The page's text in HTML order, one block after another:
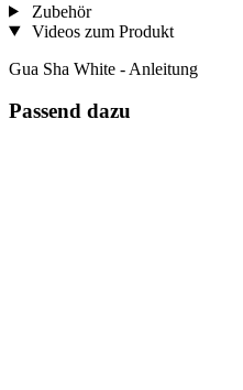
Zubehör
Videos zum Produkt
Gua Sha White - Anleitung
Passend dazu